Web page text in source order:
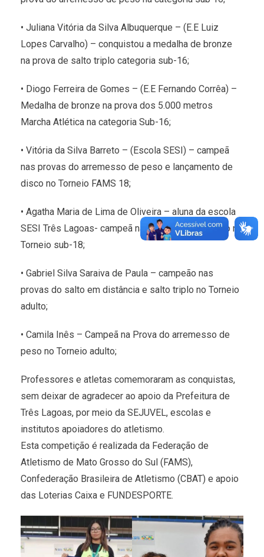
• Juliana Vitória da Silva Albuquerque – (E.E Luiz
Lopes Carvalho) – conquistou a medalha de bronze
na prova de salto triplo categoria sub-16;
• Diogo Ferreira de Gomes – (E.E Fernando Corrêa) –
Medalha de bronze na prova dos 5.000 metros
Marcha Atlética na categoria Sub-16;
• Vitória da Silva Barreto – (Escola SESI) – campeã
nas provas do arremesso de peso e lançamento de
disco no Torneio FAMS 18;
• Agatha Maria de Lima de Oliveira – aluna da escola
SESI Três Lagoas- campeã na Prova do salto triplo no
Torneio sub-18;
• Gabriel Silva Saraiva de Paula – campeão nas
provas do salto em distância e salto triplo no Torneio
adulto;
• Camila Inês – Campeã na Prova do arremesso de
peso no Torneio adulto;
Professores e atletas comemoraram as conquistas,
sem deixar de agradecer ao apoio da Prefeitura de
Três Lagoas, por meio da SEJUVEL, escolas e
institutos apoiadores do atletismo.
Esta competição é realizada da Federação de
Atletismo de Mato Grosso do Sul (FAMS),
Confederação Brasileira de Atletismo (CBAT) e apoio
das Loterias Caixa e FUNDESPORTE.